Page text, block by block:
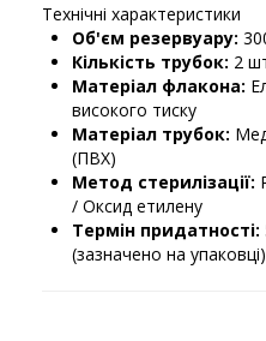
Технічні характеристики
Об'єм резервуару:
Кількість трубок: 2
Матеріал флакона:
високого тиску
Матеріал трубок:
(ПВХ)
Метод стерилізації:
/ Оксид етилену
Термін придатності:
(зазначено на упаковці)